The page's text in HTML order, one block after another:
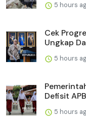
5 hours
Cek
Ungkap
5 hours
Defisit
5 hours